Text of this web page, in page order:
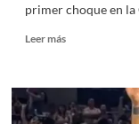
primer choque en
Leer másLeer
Haití
está
en